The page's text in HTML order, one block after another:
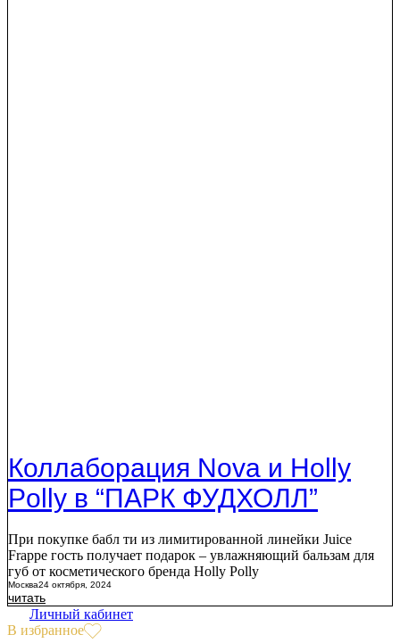
Коллаборация Nova и Holly
Polly в “ПАРК ФУДХОЛЛ”
При покупке бабл ти из лимитированной линейки Juice
Frappe гость получает подарок – увлажняющий бальзам для
губ от косметического бренда Holly Polly
Москва24 октября, 2024
читать
Личный кабинет
В избранное